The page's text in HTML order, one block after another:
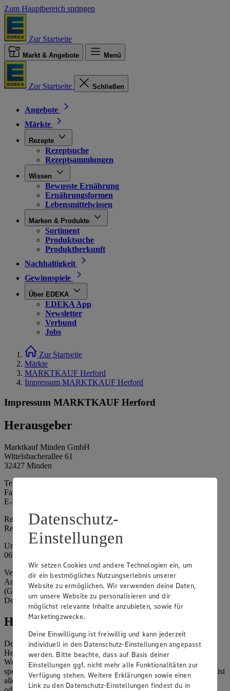
Zum Hauptbereich springen
Zur Startseite
Markt & Angebote Menü
Zur Startseite Schließen
Angebote
Märkte
Rezepte
Rezeptsuche
Rezeptsammlungen
Wissen
Bewusste Ernährung
Ernährungsformen
Lebensmittelwissen
Marken & Produkte
Sortiment
Produktsuche
Produktherkunft
Nachhaltigkeit
Gewinnspiele
Über EDEKA
EDEKA App
Newsletter
Verbund
Jobs
Zur Startseite
Märkte
MARKTKAUF Herford
Impressum MARKTKAUF Herford
Impressum MARKTKAUF Herford
Herausgeber
Marktkauf Minden GmbH
Wittelsbacherallee 61
32427 Minden
Telefon: (0571) 802 – 0
Fax: (0571) 802 – 1556
E-Mail: info@minden.edeka.de
Registergericht: Amtsgericht Bad Oeynhausen
Registernummer: HRB 10580
Umsatzsteuer-Identifikationsnummer gem. § 27a UStG: DE 266
067 317
Vertretungsberechtigte: Dirk Große-Wortmann (Geschäftsführer),
Andre Riechmann (Geschäftsführer), Katharina Terberger
(Geschäftsführerin), Mathias Pinnow (Geschäftsführer), Gaby
Dehne (Prokuristin)
Hinweise
Der Inhalt dieser Website ist urheberrechtlich geschützt. Der
Herausgeber gewährt Ihnen jedoch das Recht, den auf dieser
Website bereitgestellten Text ganz oder ausschnittsweise zu
speichern und zu vervielfältigen. Aus Gründen des Urheberrechts ist
allerdings die Speicherung und Vervielfältigung von Bildmaterial
Datenschutz-
Einstellungen
Wir setzen Cookies und andere Technologien ein, um
dir ein bestmögliches Nutzungserlebnis unserer
Website zu ermöglichen. Wir verwenden deine Daten,
um unsere Website zu personalisieren und dir
möglichst relevante Inhalte anzubieten, sowie für
Marketingzwecke.
Deine Einwilligung ist freiwillig und kann jederzeit
individuell in den Datenschutz-Einstellungen angepasst
werden. Bitte beachte, dass auf Basis deiner
Einstellungen ggf. nicht mehr alle Funktionalitäten zur
Verfügung stehen. Weitere Erklärungen sowie einen
Link zu den Datenschutz-Einstellungen findest du in